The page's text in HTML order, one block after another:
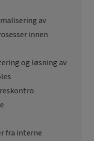
av
innen
og løsning av
fra interne